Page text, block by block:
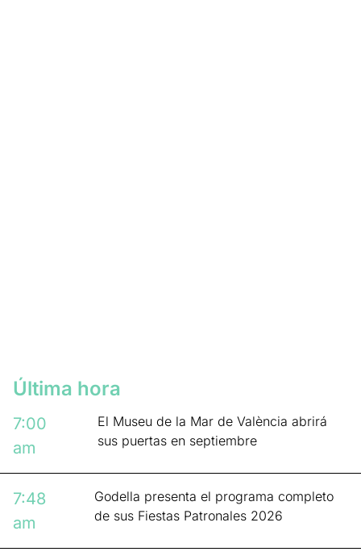
Última hora
7:00
am
El Museu de la Mar de València abrirá
sus puertas en septiembre
7:48
am
Godella presenta el programa completo
de sus Fiestas Patronales 2026